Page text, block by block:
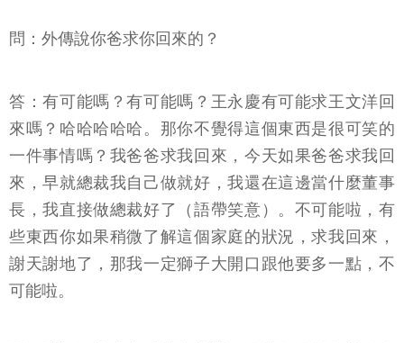
問：外傳說你爸求你回來的？
答：有可能嗎？有可能嗎？王永慶有可能求王文洋回
來嗎？哈哈哈哈哈。那你不覺得這個東西是很可笑的
一件事情嗎？我爸爸求我回來，今天如果爸爸求我回
來，早就總裁我自己做就好，我還在這邊當什麼董事
長，我直接做總裁好了（語帶笑意）。不可能啦，有
些東西你如果稍微了解這個家庭的狀況，求我回來，
謝天謝地了，那我一定獅子大開口跟他要多一點，不
可能啦。